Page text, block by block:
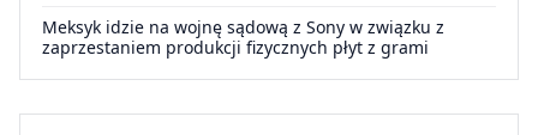
Meksyk idzie na wojnę sądową z Sony w związku z
zaprzestaniem produkcji fizycznych płyt z grami